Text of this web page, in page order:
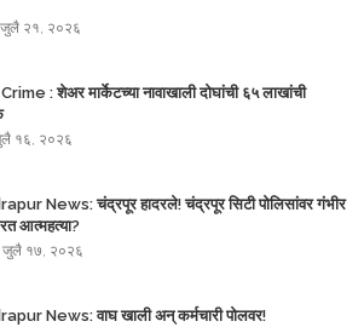
जुलै २१, २०२६
: शेअर मार्केटच्या नावाखाली दोघांची ६५ लाखांची
१६, २०२६
News: चंद्रपूर हादरले! चंद्रपूर सिटी पोलिसांवर गंभीर
आत्महत्या?
जुलै १७, २०२६
News: वाघ खाली अन् कर्मचारी पोलवर!